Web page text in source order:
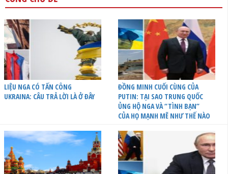
LIỆU NGA CÓ TẤN CÔNG
UKRAINA: CÂU TRẢ LỜI LÀ Ở ĐÂY
ĐỒNG MINH CUỐI CÙNG CỦA
PUTIN: TẠI SAO TRUNG QUỐC
ỦNG HỘ NGA VÀ “TÌNH BẠN”
CỦA HỌ MẠNH MẼ NHƯ THẾ NÀO